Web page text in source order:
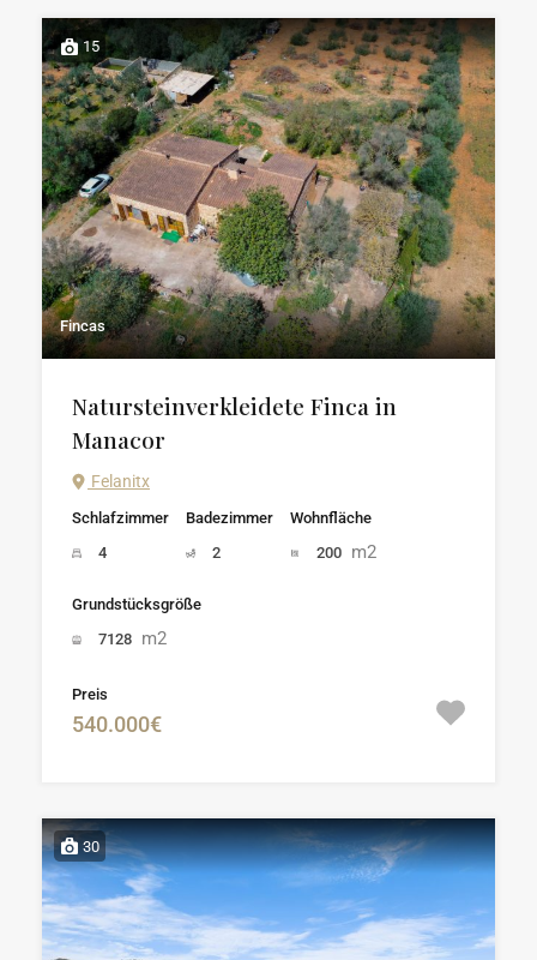
15
Fincas
Natursteinverkleidete Finca in
Manacor
Felanitx
Schlafzimmer
4
Badezimmer
2
Wohnfläche
200 m2
Grundstücksgröße
7128 m2
Preis
540.000€
30